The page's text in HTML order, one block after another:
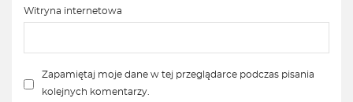
Witryna internetowa
Zapamiętaj moje dane w tej przeglądarce podczas pisania
kolejnych komentarzy.